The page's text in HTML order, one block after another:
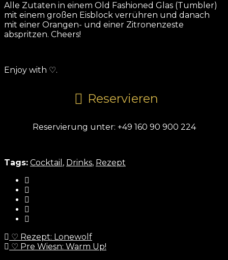
Alle Zutaten in einem Old Fashioned Glas (Tumbler)
mit einem großen Eisblock verrühren und danach
mit einer Orangen- und einer Zitronenzeste
abspritzen. Cheers!
Enjoy with ♡.
Reservieren
Reservierung unter: +49 160 90 900 224
Tags: Cocktail , Drinks, Rezept
♡ Rezept: Lonewolf
♡ Pre Wiesn: Warm Up!